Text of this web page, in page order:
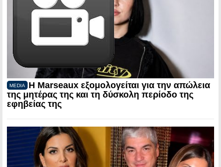
MEDIA
Η Marseaux εξομολογείται για την απώλεια
της μητέρας της και τη δύσκολη περίοδο της
εφηβείας της